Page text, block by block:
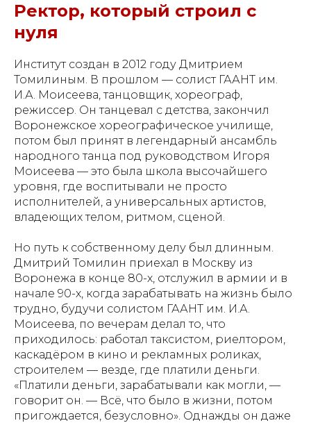
Ректор, который строил с
нуля
Институт создан в 2012 году Дмитрием
Томилиным. В прошлом — солист ГААНТ им.
И.А. Моисеева, танцовщик, хореограф,
режиссер. Он танцевал с детства, закончил
Воронежское хореографическое училище,
потом был принят в легендарный ансамбль
народного танца под руководством Игоря
Моисеева — это была школа высочайшего
уровня, где воспитывали не просто
исполнителей, а универсальных артистов,
владеющих телом, ритмом, сценой.
Но путь к собственному делу был длинным.
Дмитрий Томилин приехал в Москву из
Воронежа в конце 80-х, отслужил в армии и в
начале 90-х, когда зарабатывать на жизнь было
трудно, будучи солистом ГААНТ им. И.А.
Моисеева, по вечерам делал то, что
приходилось: работал таксистом, риелтором,
каскадёром в кино и рекламных роликах,
строителем — везде, где платили деньги.
«Платили деньги, зарабатывали как могли, —
говорит он. — Всё, что было в жизни, потом
пригождается, безусловно». Однажды он даже